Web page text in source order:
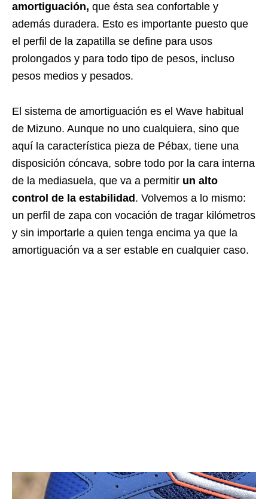
amortiguación, que ésta sea confortable y
además duradera. Esto es importante puesto que
el perfil de la zapatilla se define para usos
prolongados y para todo tipo de pesos, incluso
pesos medios y pesados.
El sistema de amortiguación es el Wave habitual
de Mizuno. Aunque no uno cualquiera, sino que
aquí la característica pieza de Pébax, tiene una
disposición cóncava, sobre todo por la cara interna
de la mediasuela, que va a permitir un alto
control de la estabilidad . Volvemos a lo mismo:
un perfil de zapa con vocación de tragar kilómetros
y sin importarle a quien tenga encima ya que la
amortiguación va a ser estable en cualquier caso.